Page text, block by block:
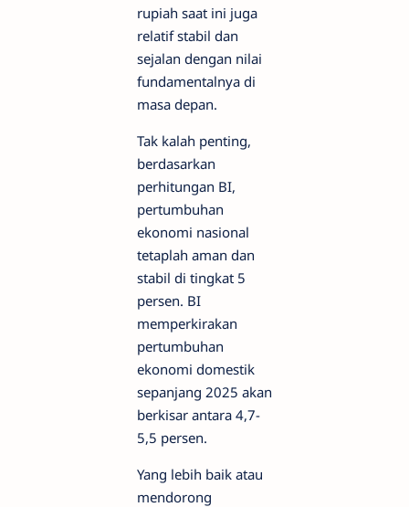
rupiah saat ini juga
relatif stabil dan
sejalan dengan nilai
fundamentalnya di
masa depan.
Tak kalah penting,
berdasarkan
perhitungan BI,
pertumbuhan
ekonomi nasional
tetaplah aman dan
stabil di tingkat 5
persen. BI
memperkirakan
pertumbuhan
ekonomi domestik
sepanjang 2025 akan
berkisar antara 4,7-
5,5 persen.
Yang lebih baik atau
mendorong